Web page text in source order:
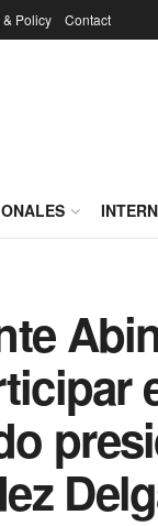
& Policy Contact